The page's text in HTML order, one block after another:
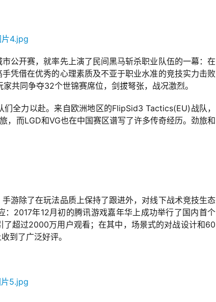
公开赛，就率先上演了民间黑马斩杀职业队伍的一幕：在
凭借在优秀的心理素质及不亚于职业水准的竞技实力击败
共同争夺32个世锦赛席位，剑拔弩张，战况激烈。
全力以赴。来自欧洲地区的FlipSid3 Tactics(EU)战队，
，而LGD和VG也在中国赛区谱写了许多传奇经历。劲旅和
游除了在玩法品质上保持了跟进外，对线下战术竞技生态
2017年12月初的腾讯游戏嘉年华上成功举行了国内首个
了超过2000万用户观看；在其中，场景式的对战设计和60
到了广泛好评。